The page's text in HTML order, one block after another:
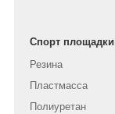
Спорт площадки
Резина
Пластмасса
Полиуретан